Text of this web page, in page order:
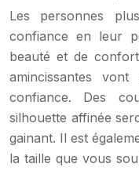
Les personnes
confiance en leur
beauté et de
amincissantes
confiance. Des
silhouette affinée
gainant. Il est
la taille que vous